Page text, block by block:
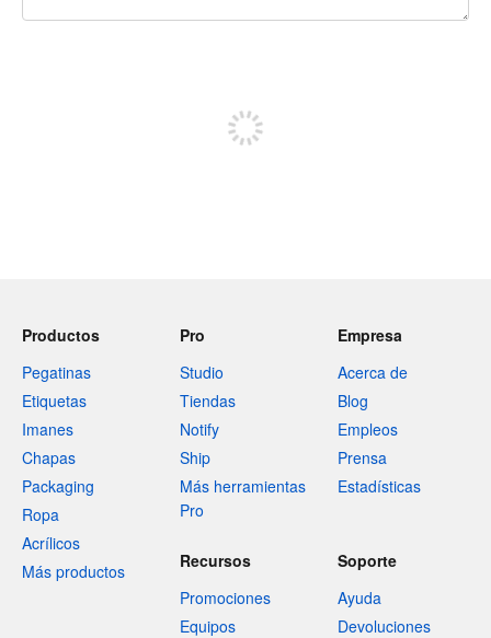
Productos
Pegatinas
Etiquetas
Imanes
Chapas
Packaging
Ropa
Acrílicos
Más productos
Pro
Studio
Tiendas
Notify
Ship
Más herramientas
Pro
Empresa
Acerca de
Blog
Empleos
Prensa
Estadísticas
Recursos
Promociones
Equipos
Soporte
Ayuda
Devoluciones